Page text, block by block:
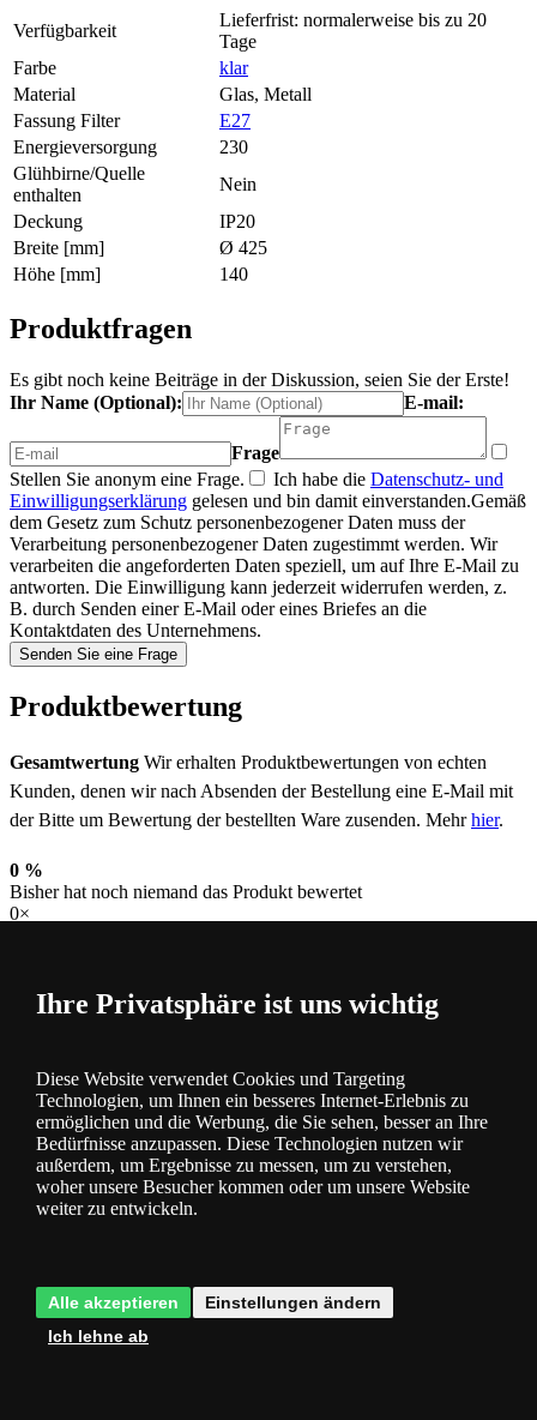
Verfügbarkeit
Lieferfrist: normalerweise bis zu 20
Tage
Farbe
klar
Material
Glas, Metall
Fassung Filter
E27
Energieversorgung
230
Glühbirne/Quelle
enthalten
Nein
Deckung
IP20
Breite [mm]
Ø 425
Höhe [mm]
140
Produktfragen
Es gibt noch keine Beiträge in der Diskussion, seien Sie der Erste!
Ihr Name (Optional):
E-mail:
Frage
Stellen Sie anonym eine Frage.
Ich habe die Datenschutz- und
Einwilligungserklärung gelesen und bin damit einverstanden.Gemäß
dem Gesetz zum Schutz personenbezogener Daten muss der
Verarbeitung personenbezogener Daten zugestimmt werden. Wir
verarbeiten die angeforderten Daten speziell, um auf Ihre E-Mail zu
antworten. Die Einwilligung kann jederzeit widerrufen werden, z.
B. durch Senden einer E-Mail oder eines Briefes an die
Kontaktdaten des Unternehmens.
Senden Sie eine Frage
Produktbewertung
Gesamtwertung Wir erhalten Produktbewertungen von echten
Kunden, denen wir nach Absenden der Bestellung eine E-Mail mit
der Bitte um Bewertung der bestellten Ware zusenden. Mehrhier.
0 %
Bisher hat noch niemand das Produkt bewertet
0×
Alle
Leuchten & Beleuchtung Ideal Lux
Smarties
Deckenleuchten & Deckenlampen
Ihre Privatsphäre ist uns wichtig
Diese Website verwendet Cookies und Targeting
Technologien, um Ihnen ein besseres Internet-Erlebnis zu
ermöglichen und die Werbung, die Sie sehen, besser an Ihre
Bedürfnisse anzupassen. Diese Technologien nutzen wir
außerdem, um Ergebnisse zu messen, um zu verstehen,
woher unsere Besucher kommen oder um unsere Website
weiter zu entwickeln.
Alle akzeptieren
Einstellungen ändern
Ich lehne ab